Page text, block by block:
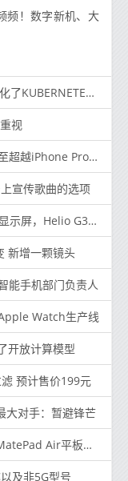
频！数字新机、大
容器部署
视
越iPhone Pro Max
宣传歌曲的选项
13MP双摄像头，售价约100美元
新增一颗镜头
能手机部门负责人
Watch生产线
开放计算模型
预计售价199元
大对手：暂避锋芒
Air平板全新发布！
及非5G型号